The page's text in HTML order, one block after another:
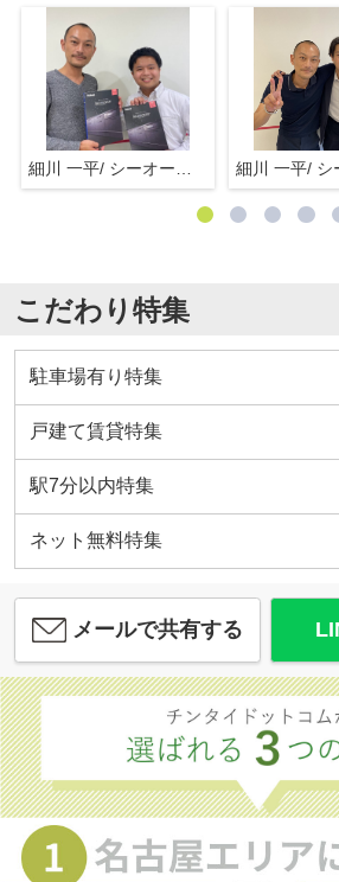
こだわり特集
駐車場有り特集
戸建て賃貸特集
駅7分以内特集
ネット無料特集
メールで共有する